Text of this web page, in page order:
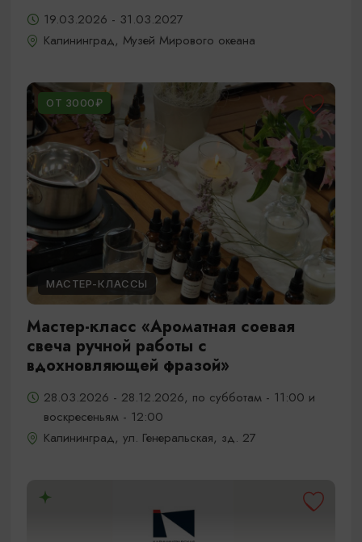
19.03.2026 - 31.03.2027
Калининград, Музей Мирового океана
ОТ 3000₽
МАСТЕР-КЛАССЫ
Мастер-класс «Ароматная соевая
свеча ручной работы с
вдохновляющей фразой»
28.03.2026 - 28.12.2026, по субботам - 11:00 и
воскресеньям - 12:00
Калининград, ул. Генеральская, зд. 27